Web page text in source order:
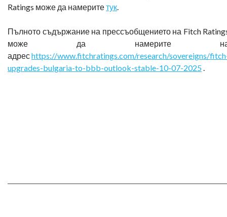
Ratings може да намеритетук.
Пълното съдържание на прессъобщението на Fitch
може да намерите
адресhttps://www.fitchratings.com/research/sovereigns/
upgrades-bulgaria-to-bbb-outlook-stable-10-07-2025.